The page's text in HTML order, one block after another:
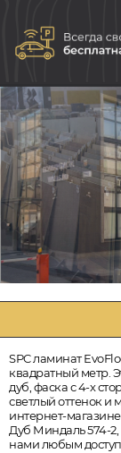
SPC ламинат
квадратный метр.
дуб, фаска с 4-х
светлый оттенок и
интернет-
Дуб Миндаль 574-2,
нами любым